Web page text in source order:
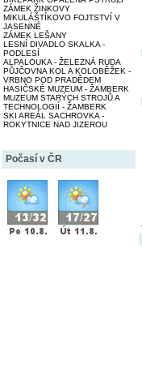
ZÁMEK ŽINKOVY
MIKULÁŠTÍKOVO FOJTSTVÍ V
JASENNÉ
ZÁMEK LEŠANY
LESNÍ DIVADLO SKALKA -
PODLESÍ
ALPALOUKA - ŽELEZNÁ RUDA
PŮJČOVNA KOL A KOLOBĚŽEK -
VRBNO POD PRADĚDEM
HASIČSKÉ MUZEUM - ŽAMBERK
MUZEUM STARÝCH STROJŮ A
TECHNOLOGIÍ - ŽAMBERK
SKI AREÁL SACHROVKA -
ROKYTNICE NAD JIZEROU
Počasí v ČR